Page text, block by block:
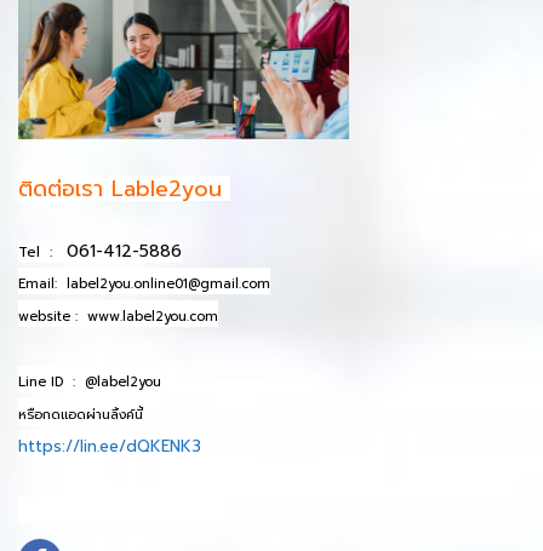
ติดต่อเรา Lable2you
Tel : 061-412-5886
Email: label2you.online01@gmail.com
website : www.label2you.com
Line ID : @label2you
หรือกดแอดผ่านลิ้งค์นี้
https://lin.ee/dQKENK3